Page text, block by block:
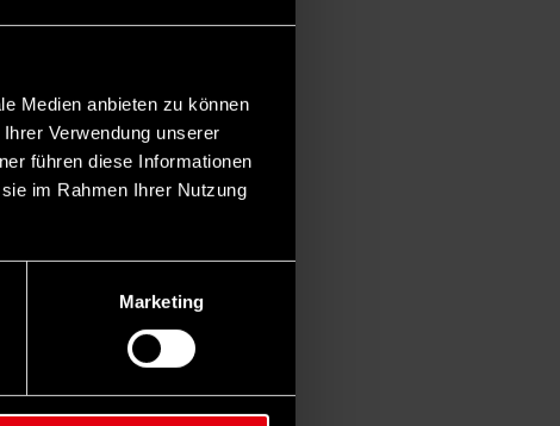
Medien anbieten zu können
Verwendung unserer
führen diese Informationen
im Rahmen Ihrer Nutzung
Marketing